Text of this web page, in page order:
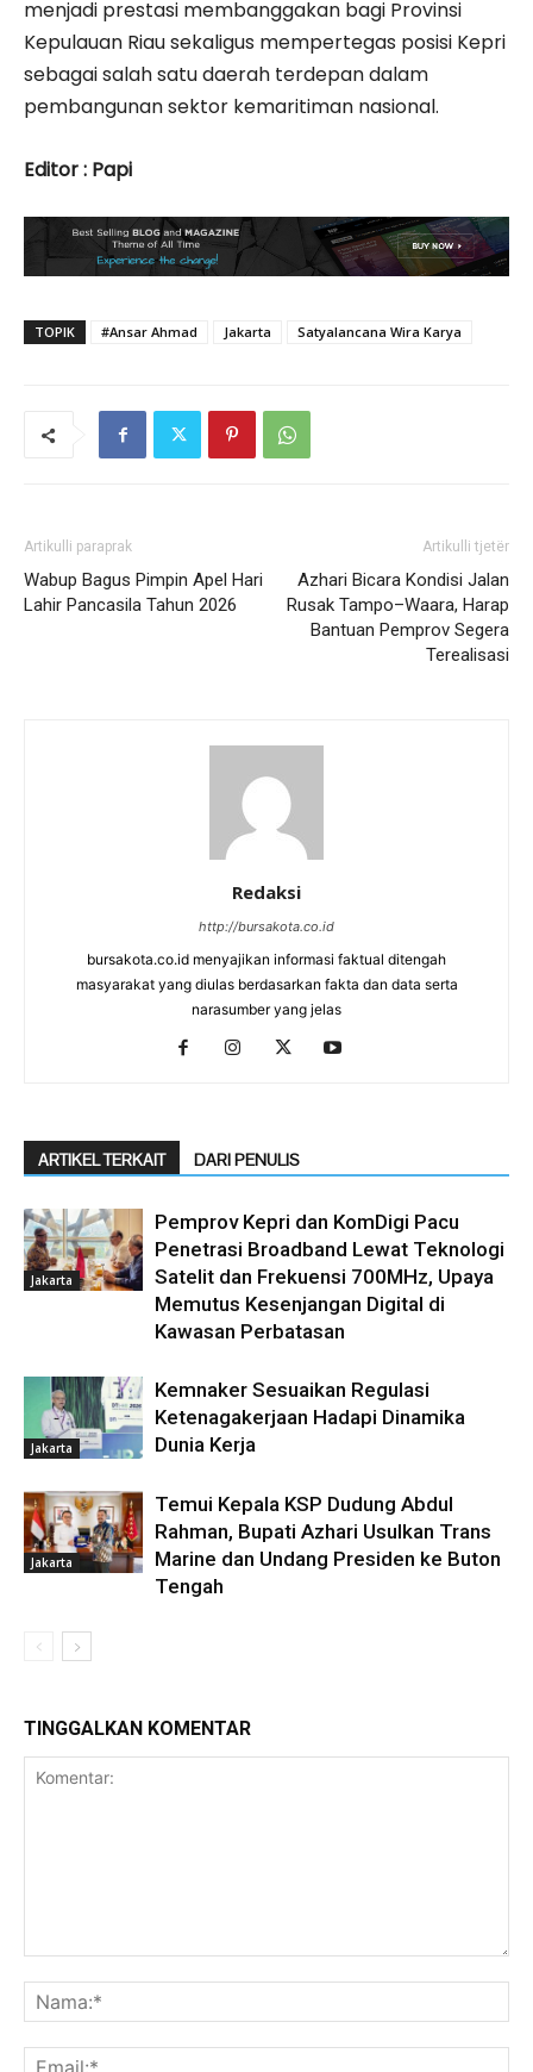
menjadi prestasi membanggakan bagi Provinsi
Kepulauan Riau sekaligus mempertegas posisi Kepri
sebagai salah satu daerah terdepan dalam
pembangunan sektor kemaritiman nasional.
Editor : Papi
TOPIK #Ansar Ahmad Jakarta Satyalancana Wira Karya
Artikulli paraprak
Wabup Bagus Pimpin Apel Hari
Lahir Pancasila Tahun 2026
Artikulli tjetër
Azhari Bicara Kondisi Jalan
Rusak Tampo–Waara, Harap
Bantuan Pemprov Segera
Terealisasi
Redaksi
http://bursakota.co.id
bursakota.co.id menyajikan informasi faktual ditengah
masyarakat yang diulas berdasarkan fakta dan data serta
narasumber yang jelas
ARTIKEL TERKAIT DARI PENULIS
Jakarta
Pemprov Kepri dan KomDigi Pacu
Penetrasi Broadband Lewat Teknologi
Satelit dan Frekuensi 700MHz, Upaya
Memutus Kesenjangan Digital di
Kawasan Perbatasan
Jakarta
Kemnaker Sesuaikan Regulasi
Ketenagakerjaan Hadapi Dinamika
Dunia Kerja
Jakarta
Temui Kepala KSP Dudung Abdul
Rahman, Bupati Azhari Usulkan Trans
Marine dan Undang Presiden ke Buton
Tengah
TINGGALKAN KOMENTAR